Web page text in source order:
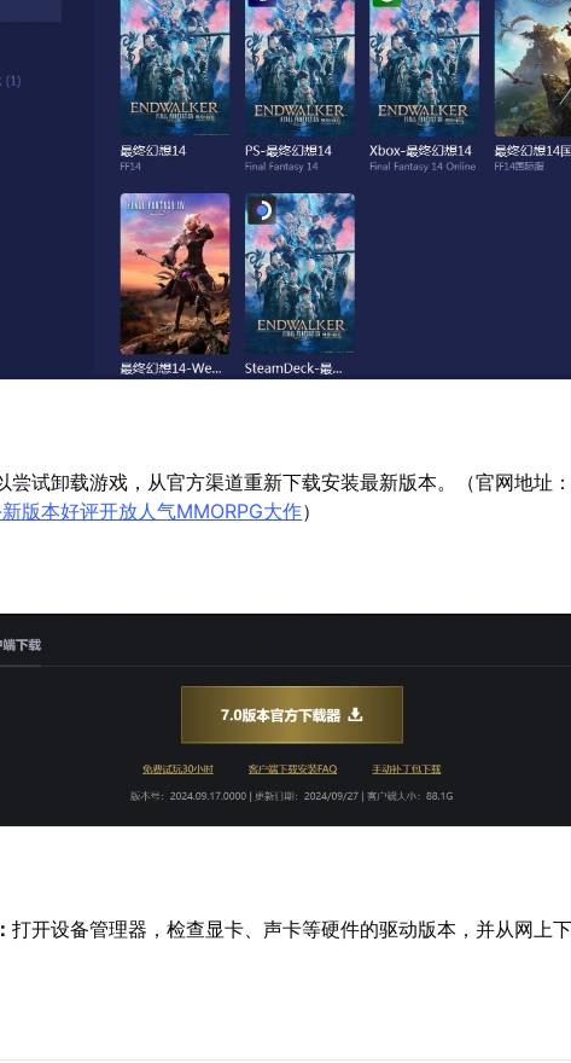
尝试卸载游戏，从官方渠道重新下载安装最新版本。（官网地址
版本好评开放人气MMORPG大作）
打开设备管理器，检查显卡、声卡等硬件的驱动版本，并从网上